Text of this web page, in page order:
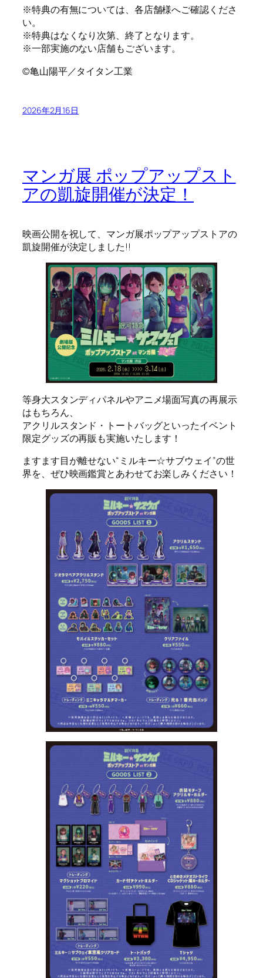
※特典の有無については、各店舗様へご確認くださ
い。
※特典はなくなり次第、終了となります。
※一部実施のない店舗もございます。
©亀山陽平／タイタン工業
2026年2月16日
マンガ展 ポップアップスト
アの凱旋開催が決定！
映画公開を祝して、マンガ展ポップアップストアの
凱旋開催が決定しました!!
等身大スタンディパネルやアニメ場面写真の再展示
はもちろん、
アクリルスタンド・トートバッグといったイベント
限定グッズの再販も実施いたします！
ますます目が離せない“ミルキー☆サブウェイ”の世
界を、ぜひ映画鑑賞とあわせてお楽しみください！